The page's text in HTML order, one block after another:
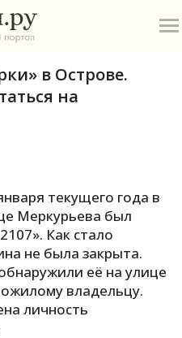
П
в Острове.
на
текущего года в
Меркурьева был
Как стало
не была закрыта.
её на улице
владельцу.
личность